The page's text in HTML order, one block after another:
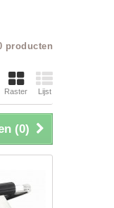
producten
Raster Lijst
(0)